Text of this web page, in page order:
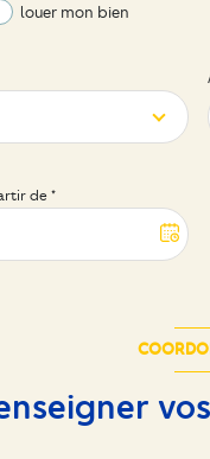
louer mon bien
de *